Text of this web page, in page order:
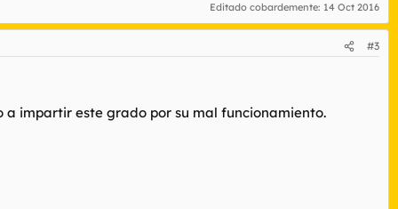
Editado cobardemente: 14 Oct 2016
#3
a impartir este grado por su mal funcionamiento.